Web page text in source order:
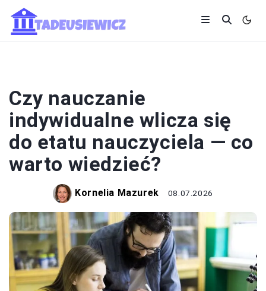
Czy nauczanie
indywidualne wlicza się
do etatu nauczyciela — co
warto wiedzieć?
Kornelia Mazurek 08.07.2026